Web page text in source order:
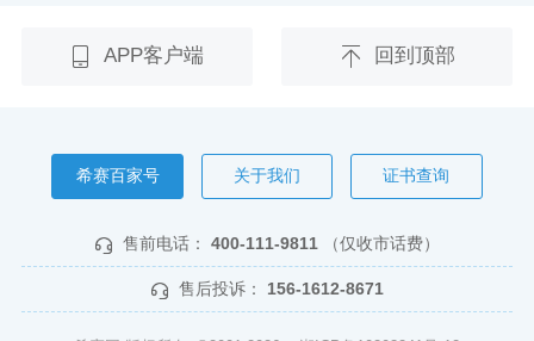
APP客户端 回到顶部
希赛百家号 关于我们 证书查询
售前电话： 400-111-9811 （仅收市话费）
售后投诉： 156-1612-8671